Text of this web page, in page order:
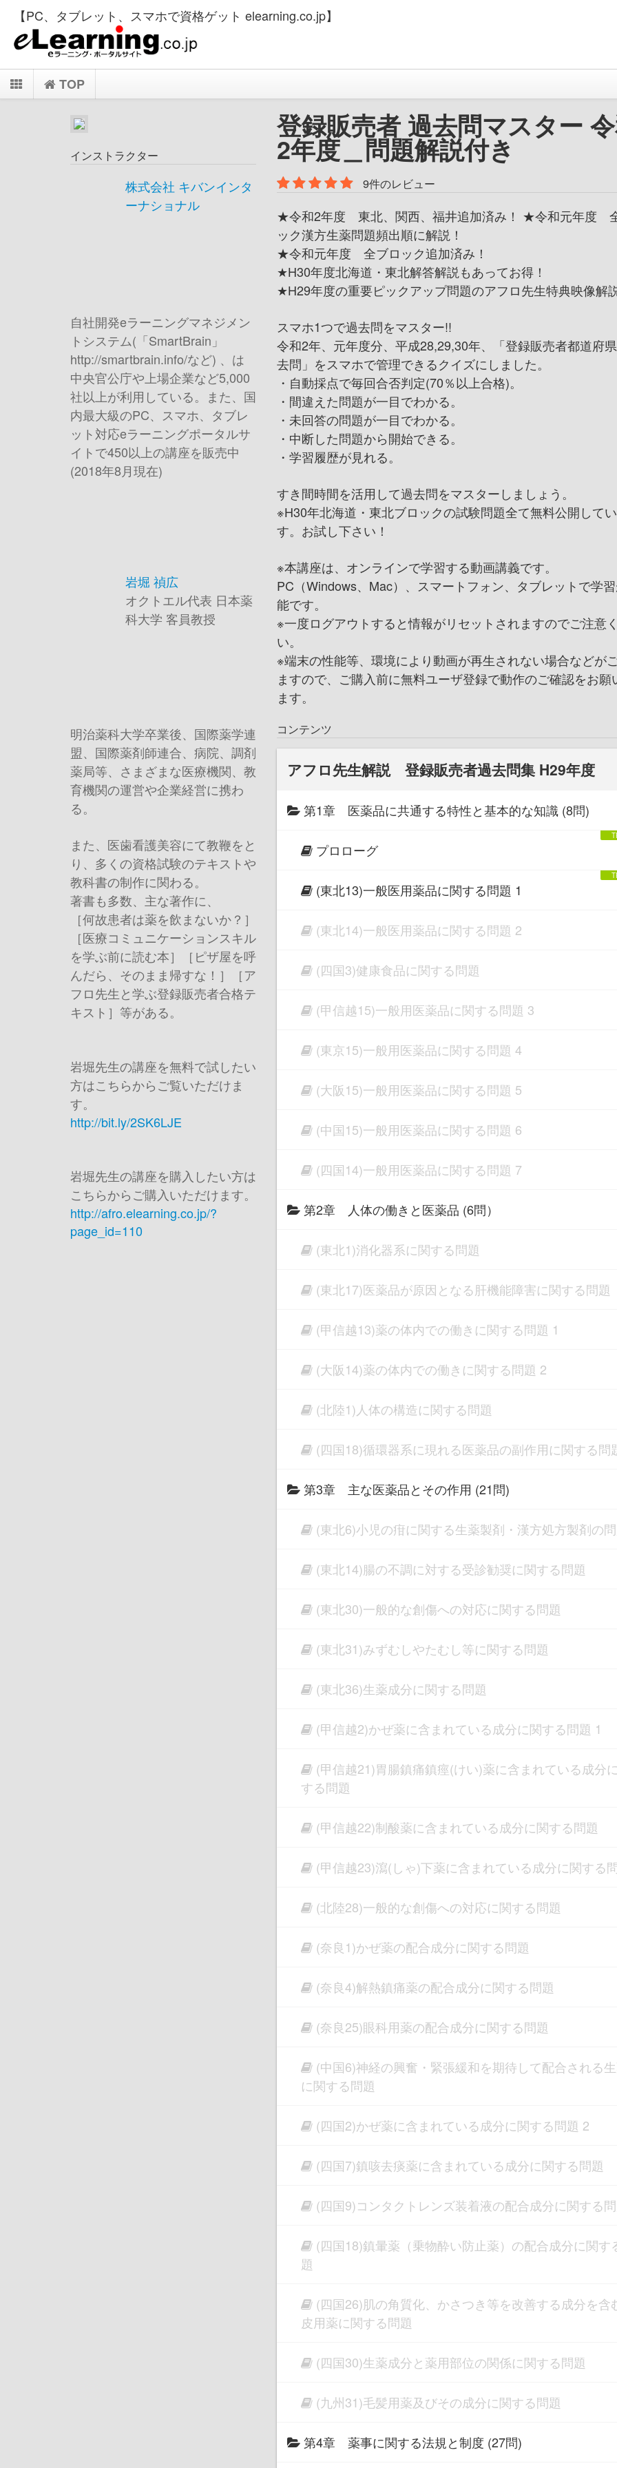
【PC、タブレット、スマホで資格ゲット elearning.co.jp】
TOP
インストラクター
株式会社 キバンインタ
ーナショナル
自社開発eラーニングマネジメン
トシステム(「SmartBrain」
http://smartbrain.info/など) 、は
中央官公庁や上場企業など5,000
社以上が利用している。また、 国
内最大級のPC、スマホ、タブレ
ット対応eラーニングポータルサ
イトで450以上の講座を販売中
(2018年8月現在)
岩堀 禎広
オクトエル代表 日本薬
科大学 客員教授
明治薬科大学卒業後、国際薬学連
盟、国際薬剤師連合、病院、調剤
薬局等、さまざまな医療機関、教
育機関の運営や企業経営に携わ
る。
また、医歯看護美容にて教鞭をと
り、多くの資格試験のテキストや
教科書の制作に関わる。
著書も多数、主な著作に、
［何故患者は薬を飲まないか？］
［医療コミュニケーションスキル
を学ぶ前に読む本］［ピザ屋を呼
んだら、そのまま帰すな！］［ア
フロ先生と学ぶ登録販売者合格テ
キスト］等がある。
岩堀先生の講座を無料で試したい
方はこちらからご覧いただけま
す。
http://bit.ly/2SK6LJE
岩堀先生の講座を購入したい方は
こちらからご購入いただけます。
http://afro.elearning.co.jp/?
page_id=110
登録販売者 過去問マスター
2年度＿問題解説付き
9件のレビュー
★令和2年度 東北、関西、福井追加済み！ ★令和元年度
ック漢方生薬問題頻出順に解説！
★令和元年度 全ブロック追加済み！
★H30年度北海道・東北解答解説もあってお得！
★H29年度の重要ピックアップ問題のアフロ先生特典映像解
スマホ1つで過去問をマスター!!
令和2年、元年度分、平成28,29,30年、「登録販売者都道府
去問」をスマホで管理できるクイズにしました。
・自動採点で毎回合否判定(70％以上合格)。
・間違えた問題が一目でわかる。
・未回答の問題が一目でわかる。
・中断した問題から開始できる。
・学習履歴が見れる。
すき間時間を活用して過去問をマスターしましょう。
※H30年北海道・東北ブロックの試験問題全て無料公開して
す。お試し下さい！
※本講座は、オンラインで学習する動画講義です。
PC（Windows、Mac）、スマートフォン、タブレットで学
能です。
※一度ログアウトすると情報がリセットされますのでご注意
い。
※端末の性能等、環境により動画が再生されない場合などが
ますので、ご購入前に無料ユーザ登録で動作のご確認をお願
ます。
コンテンツ
アフロ先生解説 登録販売者過去問集 H29年度
第1章 医薬品に共通する特性と基本的な知識 (8問)
プロローグ
(東北13)一般医用薬品に関する問題 1
(東北14)一般医用薬品に関する問題 2
(四国3)健康食品に関する問題
(甲信越15)一般用医薬品に関する問題 3
(東京15)一般用医薬品に関する問題 4
(大阪15)一般用医薬品に関する問題 5
(中国15)一般用医薬品に関する問題 6
(四国14)一般用医薬品に関する問題 7
第2章 人体の働きと医薬品 (6問）
(東北1)消化器系に関する問題
(東北17)医薬品が原因となる肝機能障害に関する問題
(甲信越13)薬の体内での働きに関する問題 1
(大阪14)薬の体内での働きに関する問題 2
(北陸1)人体の構造に関する問題
(四国18)循環器系に現れる医薬品の副作用に関する問
第3章 主な医薬品とその作用 (21問)
(東北6)小児の疳に関する生薬製剤・漢方処方製剤の
(東北14)腸の不調に対する受診勧奨に関する問題
(東北30)一般的な創傷への対応に関する問題
(東北31)みずむしやたむし等に関する問題
(東北36)生薬成分に関する問題
(甲信越2)かぜ薬に含まれている成分に関する問題 1
(甲信越21)胃腸鎮痛鎮痙(けい)薬に含まれている成分
する問題
(甲信越22)制酸薬に含まれている成分に関する問題
(甲信越23)瀉(しゃ)下薬に含まれている成分に関する
(北陸28)一般的な創傷への対応に関する問題
(奈良1)かぜ薬の配合成分に関する問題
(奈良4)解熱鎮痛薬の配合成分に関する問題
(奈良25)眼科用薬の配合成分に関する問題
(中国6)神経の興奮・緊張緩和を期待して配合される
に関する問題
(四国2)かぜ薬に含まれている成分に関する問題 2
(四国7)鎮咳去痰薬に含まれている成分に関する問題
(四国9)コンタクトレンズ装着液の配合成分に関する
(四国18)鎮暈薬（乗物酔い防止薬）の配合成分に関す
題
(四国26)肌の角質化、かさつき等を改善する成分を含
皮用薬に関する問題
(四国30)生薬成分と薬用部位の関係に関する問題
(九州31)毛髪用薬及びその成分に関する問題
第4章 薬事に関する法規と制度 (27問)